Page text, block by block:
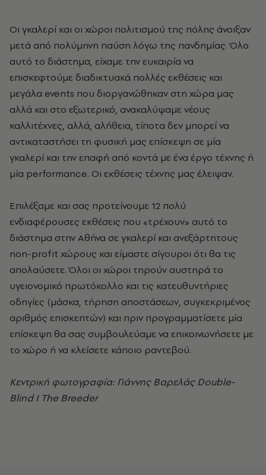
Οι γκαλερί και οι χώροι πολιτισμού της πόλης άνοιξαν
μετά από πολύμηνη παύση λόγω της πανδημίας. Όλο
αυτό το διάστημα, είχαμε την ευκαιρία να
επισκεφτούμε διαδικτυακά πολλές εκθέσεις και
μεγάλα events που διοργανώθηκαν στη χώρα μας
αλλά και στο εξωτερικό, ανακαλύψαμε νέους
καλλιτέχνες, αλλά, αλήθεια, τίποτα δεν μπορεί να
αντικαταστήσει τη φυσική μας επίσκεψη σε μία
γκαλερί και την επαφή από κοντά με ένα έργο τέχνης ή
μία performance. Οι εκθέσεις τέχνης μας έλειψαν.
Επιλέξαμε και σας προτείνουμε 12 πολύ
ενδιαφέρουσες εκθέσεις που «τρέχουν» αυτό το
διάστημα στην Αθήνα σε γκαλερί και ανεξάρτητους
non-profit χώρους και είμαστε σίγουροι ότι θα τις
απολαύσετε. Όλοι οι χώροι τηρούν αυστηρά το
υγειονομικό πρωτόκολλο και τις κατευθυντήριες
οδηγίες (μάσκα, τήρηση αποστάσεων, συγκεκριμένος
αριθμός επισκεπτών) και πριν προγραμματίσετε μία
επίσκεψη θα σας συμβουλεύαμε να επικοινωνήσετε με
το χώρο ή να κλείσετε κάποιο ραντεβού.
Κεντρική φωτογραφία: Γιάννης Βαρελάς Double-
Blind I The Breeder